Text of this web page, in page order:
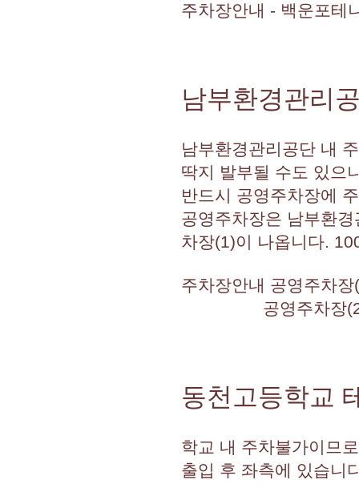
주차장안내 - 백운포테
남부환경관리
남부환경관리공단 내
딱지 발부될 수도 있으
반드시 공영주차장에
공영주차장은 남부환
차장(1)이 나옵니다.
주차장안내 공영주차
공영주차장(2) -
동천고등학교
학교 내 주차불가이므
출입 후 좌측에 있습니